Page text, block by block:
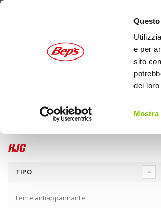
e per
sito
dei
Mostra
HJC
TIPO
Lente antiappannante